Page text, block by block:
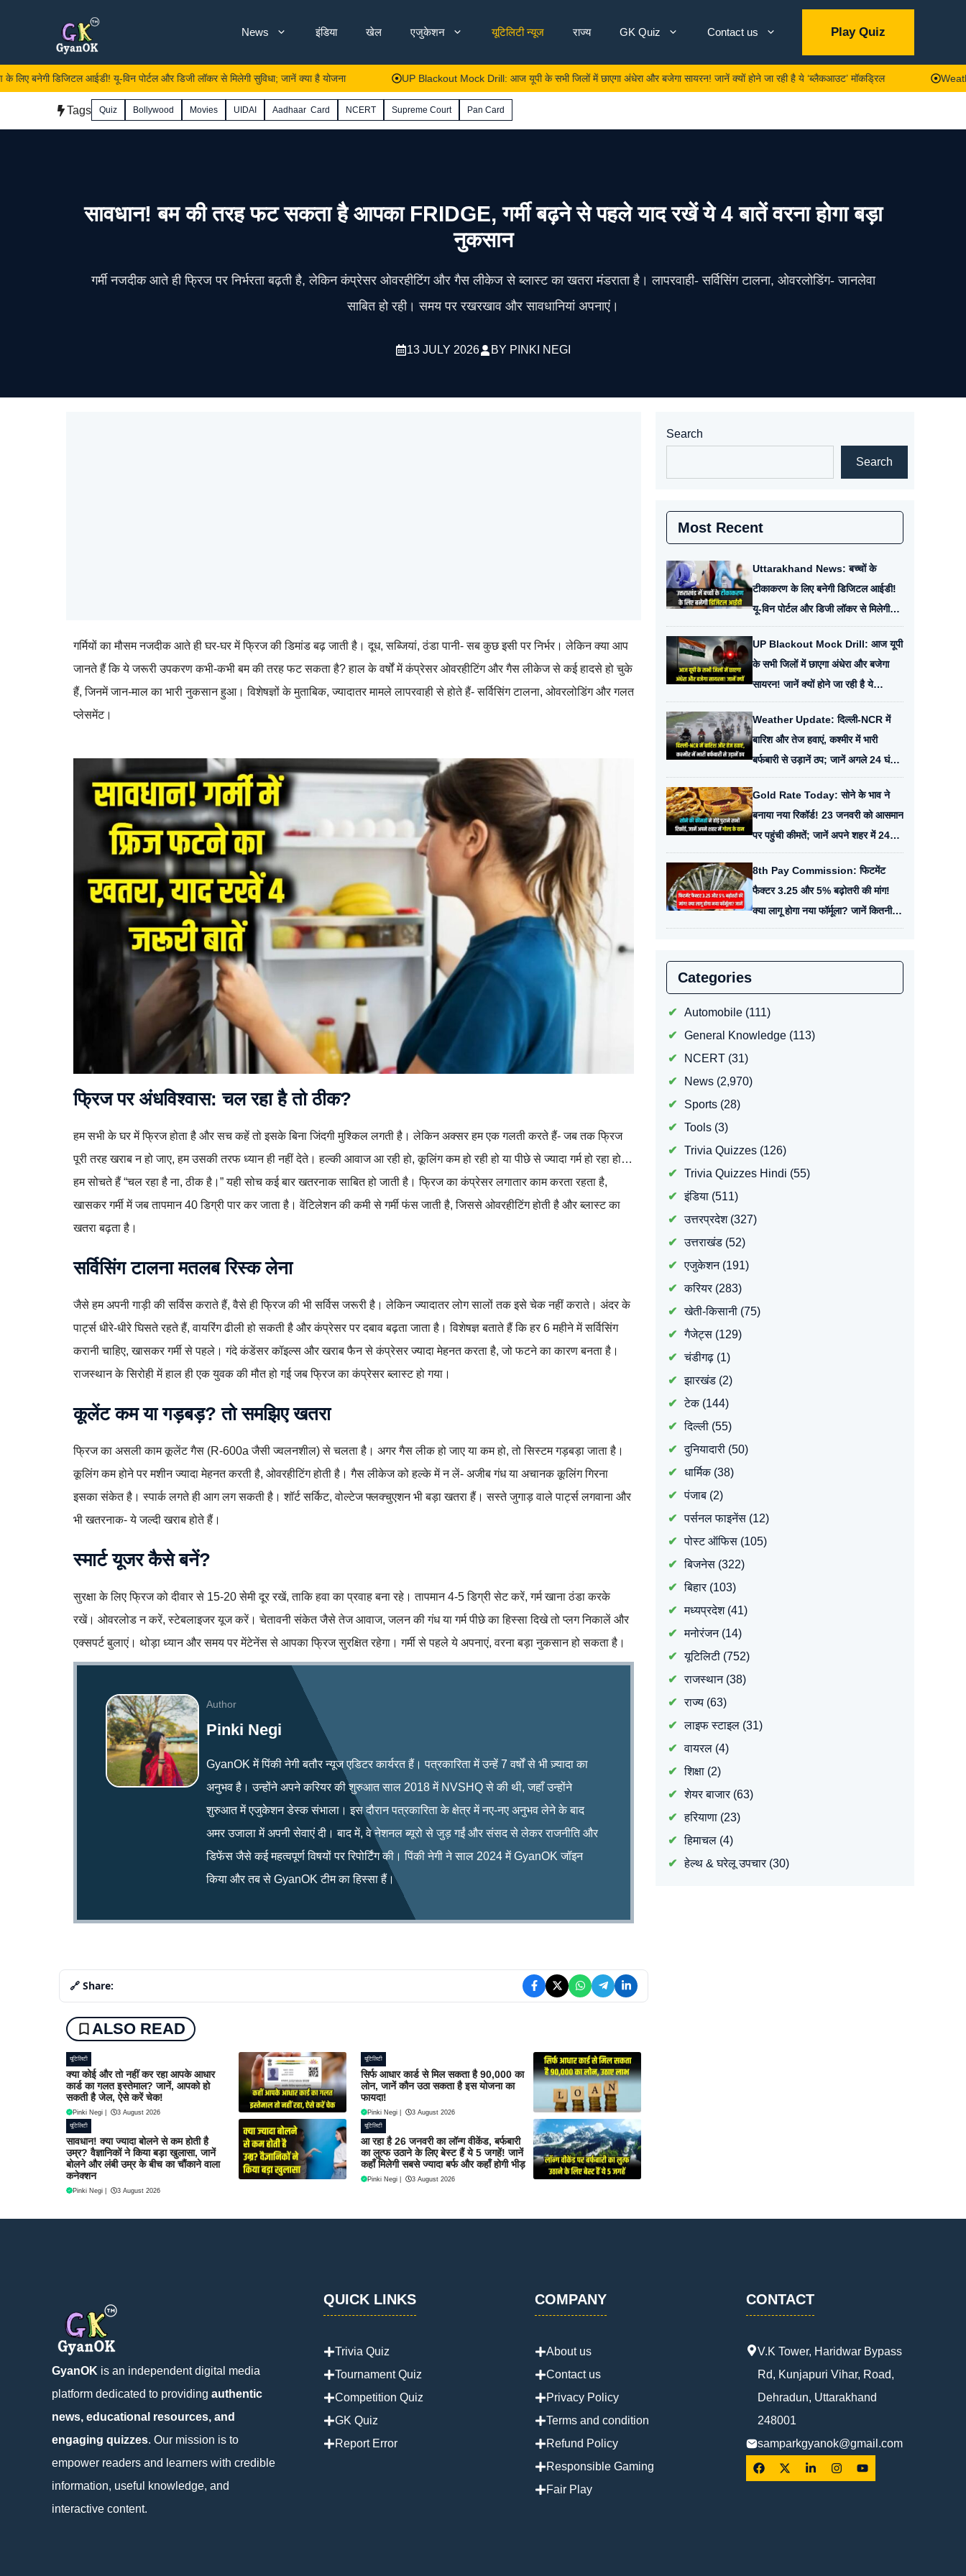
News इंडिया खेल एजुकेशन यूटिलिटी न्यूज राज्य GK Quiz Contact us Play Quiz
आईडी! यू-विन पोर्टल और डिजी लॉकर से मिलेगी सुविधा; जानें क्या है योजना UP Blackout Mock Drill: आज यूपी के सभी जिलों में छाएगा अंधेरा और बजेगा सायरन! जानें क्यों होने जा रही है ये ‘ब्लैकआउट’ मॉकड्रिल Weather
Tags Quiz Bollywood Movies UIDAI Aadhaar Card NCERT Supreme Court Pan Card
सावधान! बम की तरह फट सकता है आपका FRIDGE, गर्मी बढ़ने से पहले याद रखें ये 4 बातें वरना होगा बड़ा
नुकसान
गर्मी नजदीक आते ही फ्रिज पर निर्भरता बढ़ती है, लेकिन कंप्रेसर ओवरहीटिंग और गैस लीकेज से ब्लास्ट का खतरा मंडराता है। लापरवाही- सर्विसिंग टालना, ओवरलोडिंग- जानलेवा
साबित हो रही। समय पर रखरखाव और सावधानियां अपनाएं।
13 JULY 2026 BY PINKI NEGI
गर्मियों का मौसम नजदीक आते ही घर-घर में फ्रिज की डिमांड बढ़ जाती है। दूध, सब्जियां, ठंडा पानी- सब कुछ इसी पर निर्भर। लेकिन क्या आप
जानते हैं कि ये जरूरी उपकरण कभी-कभी बम की तरह फट सकता है? हाल के वर्षों में कंप्रेसर ओवरहीटिंग और गैस लीकेज से कई हादसे हो चुके
हैं, जिनमें जान-माल का भारी नुकसान हुआ। विशेषज्ञों के मुताबिक, ज्यादातर मामले लापरवाही से होते हैं- सर्विसिंग टालना, ओवरलोडिंग और गलत
प्लेसमेंट।
फ्रिज पर अंधविश्वास: चल रहा है तो ठीक?
हम सभी के घर में फ्रिज होता है और सच कहें तो इसके बिना जिंदगी मुश्किल लगती है। लेकिन अक्सर हम एक गलती करते हैं- जब तक फ्रिज
पूरी तरह खराब न हो जाए, हम उसकी तरफ ध्यान ही नहीं देते। हल्की आवाज आ रही हो, कूलिंग कम हो रही हो या पीछे से ज्यादा गर्म हो रहा हो…
हम सोचते हैं “चल रहा है ना, ठीक है।” यही सोच कई बार खतरनाक साबित हो जाती है। फ्रिज का कंप्रेसर लगातार काम करता रहता है,
खासकर गर्मी में जब तापमान 40 डिग्री पार कर जाता है। वेंटिलेशन की कमी से गर्मी फंस जाती है, जिससे ओवरहीटिंग होती है और ब्लास्ट का
खतरा बढ़ता है।
सर्विसिंग टालना मतलब रिस्क लेना
जैसे हम अपनी गाड़ी की सर्विस कराते हैं, वैसे ही फ्रिज की भी सर्विस जरूरी है। लेकिन ज्यादातर लोग सालों तक इसे चेक नहीं कराते। अंदर के
पार्ट्स धीरे-धीरे घिसते रहते हैं, वायरिंग ढीली हो सकती है और कंप्रेसर पर दबाव बढ़ता जाता है। विशेषज्ञ बताते हैं कि हर 6 महीने में सर्विसिंग
करानी चाहिए, खासकर गर्मी से पहले। गंदे कंडेंसर कॉइल्स और खराब फैन से कंप्रेसर ज्यादा मेहनत करता है, जो फटने का कारण बनता है।
राजस्थान के सिरोही में हाल ही एक युवक की मौत हो गई जब फ्रिज का कंप्रेसर ब्लास्ट हो गया।
कूलेंट कम या गड़बड़? तो समझिए खतरा
फ्रिज का असली काम कूलेंट गैस (R-600a जैसी ज्वलनशील) से चलता है। अगर गैस लीक हो जाए या कम हो, तो सिस्टम गड़बड़ा जाता है।
कूलिंग कम होने पर मशीन ज्यादा मेहनत करती है, ओवरहीटिंग होती है। गैस लीकेज को हल्के में न लें- अजीब गंध या अचानक कूलिंग गिरना
इसका संकेत है। स्पार्क लगते ही आग लग सकती है। शॉर्ट सर्किट, वोल्टेज फ्लक्चुएशन भी बड़ा खतरा हैं। सस्ते जुगाड़ वाले पार्ट्स लगवाना और
भी खतरनाक- ये जल्दी खराब होते हैं।
स्मार्ट यूजर कैसे बनें?
सुरक्षा के लिए फ्रिज को दीवार से 15-20 सेमी दूर रखें, ताकि हवा का प्रवाह बना रहे। तापमान 4-5 डिग्री सेट करें, गर्म खाना ठंडा करके
रखें। ओवरलोड न करें, स्टेबलाइजर यूज करें। चेतावनी संकेत जैसे तेज आवाज, जलन की गंध या गर्म पीछे का हिस्सा दिखे तो प्लग निकालें और
एक्सपर्ट बुलाएं। थोड़ा ध्यान और समय पर मेंटेनेंस से आपका फ्रिज सुरक्षित रहेगा। गर्मी से पहले ये अपनाएं, वरना बड़ा नुकसान हो सकता है।
Author
Pinki Negi
GyanOK में पिंकी नेगी बतौर न्यूज एडिटर कार्यरत हैं। पत्रकारिता में उन्हें 7 वर्षों से भी ज़्यादा का
अनुभव है। उन्होंने अपने करियर की शुरुआत साल 2018 में NVSHQ से की थी, जहाँ उन्होंने
शुरुआत में एजुकेशन डेस्क संभाला। इस दौरान पत्रकारिता के क्षेत्र में नए-नए अनुभव लेने के बाद
अमर उजाला में अपनी सेवाएं दी। बाद में, वे नेशनल ब्यूरो से जुड़ गईं और संसद से लेकर राजनीति और
डिफेंस जैसे कई महत्वपूर्ण विषयों पर रिपोर्टिंग की। पिंकी नेगी ने साल 2024 में GyanOK जॉइन
किया और तब से GyanOK टीम का हिस्सा हैं।
🔗 Share:
ALSO READ
यूटिलिटी
क्या कोई और तो नहीं कर रहा आपके आधार
कार्ड का गलत इस्तेमाल? जानें, आपको हो
सकती है जेल, ऐसे करें चेक!
Pinki Negi 3 August 2026
यूटिलिटी
सिर्फ आधार कार्ड से मिल सकता है 90,000 का
लोन, जानें कौन उठा सकता है इस योजना का
फायदा!
Pinki Negi 3 August 2026
यूटिलिटी
सावधान! क्या ज्यादा बोलने से कम होती है
उम्र? वैज्ञानिकों ने किया बड़ा खुलासा, जानें
बोलने और लंबी उम्र के बीच का चौंकाने वाला
कनेक्शन
Pinki Negi 3 August 2026
यूटिलिटी
आ रहा है 26 जनवरी का लॉन्ग वीकेंड, बर्फबारी
का लुत्फ उठाने के लिए बेस्ट हैं ये 5 जगहें! जानें
कहाँ मिलेगी सबसे ज्यादा बर्फ और कहाँ होगी भीड़
Pinki Negi 3 August 2026
Search
Search
Most Recent
Uttarakhand News: बच्चों के
टीकाकरण के लिए बनेगी डिजिटल आईडी!
यू-विन पोर्टल और डिजी लॉकर से मिलेगी
सुविधा; जानें क्या है योजना
UP Blackout Mock Drill: आज यूपी
के सभी जिलों में छाएगा अंधेरा और बजेगा
सायरन! जानें क्यों होने जा रही है ये
‘ब्लैकआउट’ मॉकड्रिल
Weather Update: दिल्ली-NCR में
बारिश और तेज हवाएं, कश्मीर में भारी
बर्फबारी से उड़ानें ठप; जानें अगले 24 घंटों
का मौसम हाल।
Gold Rate Today: सोने के भाव ने
बनाया नया रिकॉर्ड! 23 जनवरी को आसमान
पर पहुंची कीमतें; जानें अपने शहर में 24k
और 22k गोल्ड के दाम
8th Pay Commission: फिटमेंट
फैक्टर 3.25 और 5% बढ़ोतरी की मांग!
क्या लागू होगा नया फॉर्मूला? जानें कितनी
बढ़ जाएगी आपकी सैलरी।
Categories
Automobile(111)
General Knowledge(113)
NCERT(31)
News(2,970)
Sports(28)
Tools(3)
Trivia Quizzes(126)
Trivia Quizzes Hindi (55)
इंडिया(511)
उत्तरप्रदेश(327)
उत्तराखंड(52)
एजुकेशन(191)
करियर(283)
खेती-किसानी(75)
गैजेट्स(129)
चंडीगढ़(1)
झारखंड(2)
टेक(144)
दिल्ली(55)
दुनियादारी(50)
धार्मिक(38)
पंजाब(2)
पर्सनल फाइनेंस(12)
पोस्ट ऑफिस(105)
बिजनेस(322)
बिहार(103)
मध्यप्रदेश(41)
मनोरंजन(14)
यूटिलिटी(752)
राजस्थान(38)
राज्य(63)
लाइफ स्टाइल(31)
वायरल(4)
शिक्षा(2)
शेयर बाजार(63)
हरियाणा(23)
हिमाचल(4)
हेल्थ & घरेलू उपचार(30)
GyanOK is an independent digital media
platform dedicated to providing authentic
news, educational resources, and
engaging quizzes. Our mission is to
empower readers and learners with credible
information, useful knowledge, and
interactive content.
QUICK LINKS
Trivia Quiz
Tournament Quiz
Competition Quiz
GK Quiz
Report Error
COMPANY
About us
Contact us
Privacy Policy
Terms and condition
Refund Policy
Responsible Gaming
Fair Play
CONTACT
V.K Tower, Haridwar Bypass
Rd, Kunjapuri Vihar, Road,
Dehradun, Uttarakhand
248001
samparkgyanok@gmail.com